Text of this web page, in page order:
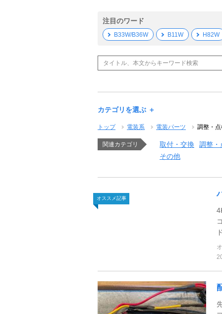
注目のワード
B33W/B36W B11W H82W
カテゴリを選ぶ ＋
トップ 電装系 電装パーツ 調整・
関連カテゴリ 取付・交換
調整・
その他
オススメ記事